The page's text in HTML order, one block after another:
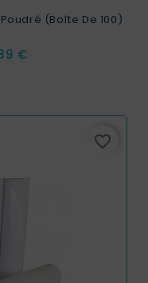
(Boîte De 100)
€
favorite_border